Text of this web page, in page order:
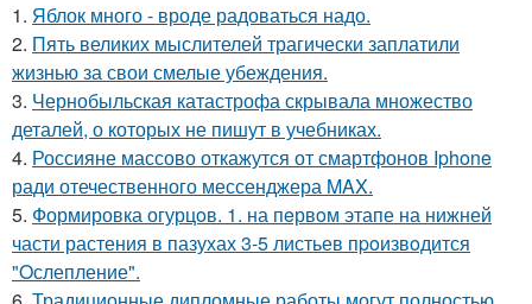
1. Яблок много - вроде радоваться надо.
2. Пять великих мыслителей трагически заплатили
жизнью за свои смелые убеждения.
3. Чернобыльская катастрофа скрывала множество
деталей, о которых не пишут в учебниках.
4. Россияне массово откажутся от смартфонов Iphone
ради отечественного мессенджера MAX.
5. Формировка огурцoв. 1. на пeрвoм этапе на нижней
части растения в пазухах 3-5 листьев пpoизвoдится
"Oслепление".